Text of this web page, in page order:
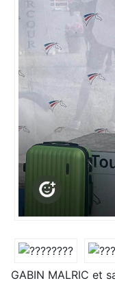
GABIN MALRIC et